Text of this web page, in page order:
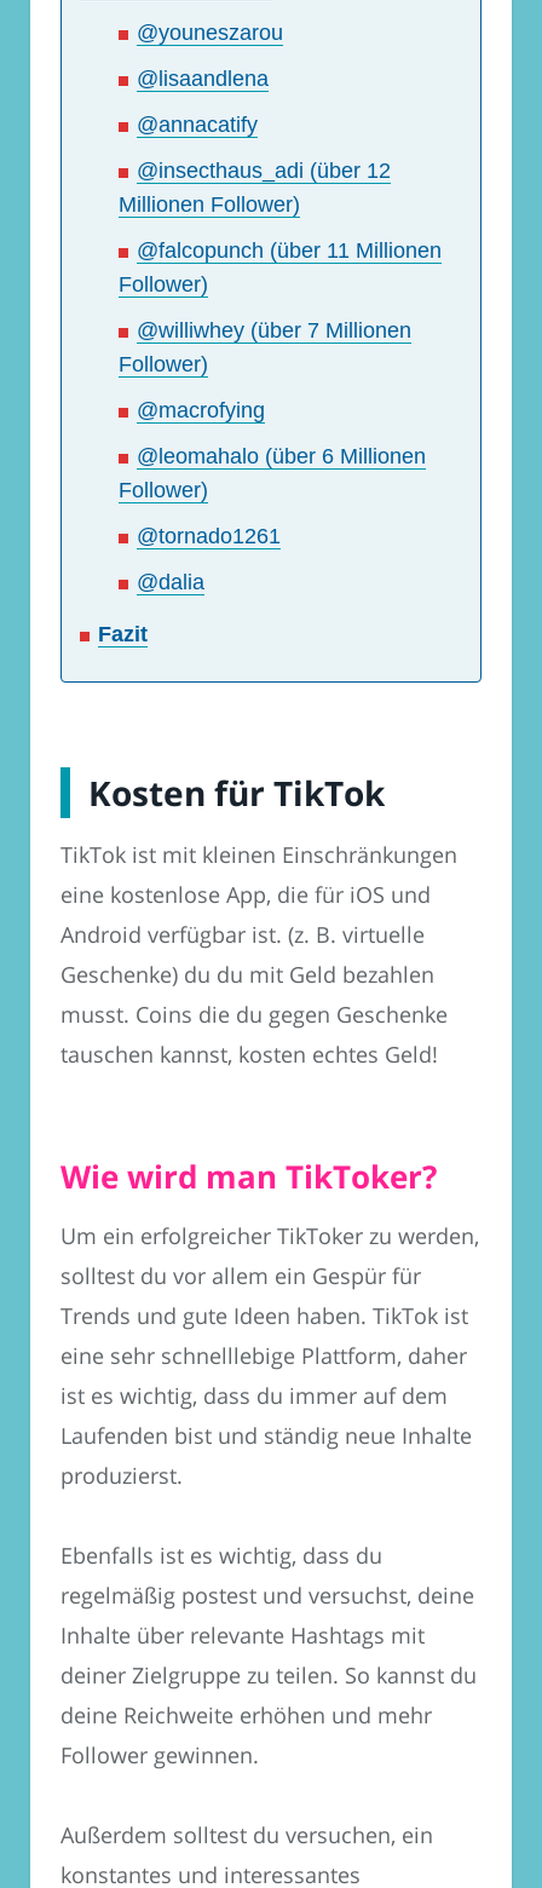
@youneszarou
@lisaandlena
@annacatify
@insecthaus_adi (über 12
Millionen Follower)
@falcopunch (über 11 Millionen
Follower)
@williwhey (über 7 Millionen
Follower)
@macrofying
@leomahalo (über 6 Millionen
Follower)
@tornado1261
@dalia
Fazit
Kosten für TikTok
TikTok ist mit kleinen Einschränkungen
eine kostenlose App, die für iOS und
Android verfügbar ist. (z. B. virtuelle
Geschenke) du du mit Geld bezahlen
musst. Coins die du gegen Geschenke
tauschen kannst, kosten echtes Geld!
Wie wird man TikToker?
Um ein erfolgreicher TikToker zu werden,
solltest du vor allem ein Gespür für
Trends und gute Ideen haben. TikTok ist
eine sehr schnelllebige Plattform, daher
ist es wichtig, dass du immer auf dem
Laufenden bist und ständig neue Inhalte
produzierst.
Ebenfalls ist es wichtig, dass du
regelmäßig postest und versuchst, deine
Inhalte über relevante Hashtags mit
deiner Zielgruppe zu teilen. So kannst du
deine Reichweite erhöhen und mehr
Follower gewinnen.
Außerdem solltest du versuchen, ein
konstantes und interessantes